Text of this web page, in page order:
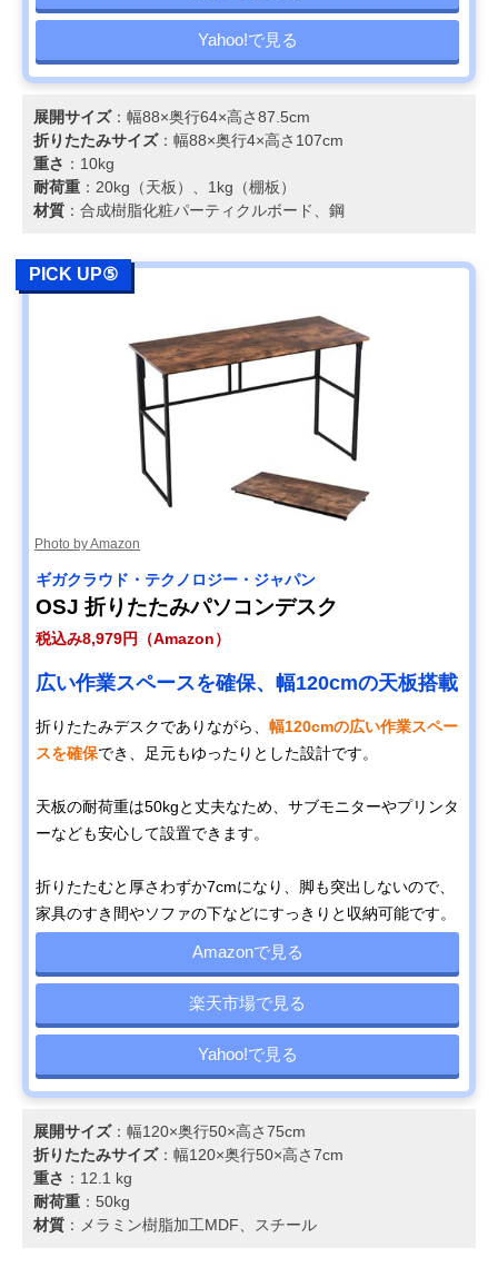
Yahoo!で見る
展開サイズ：幅88×奥行64×高さ87.5cm
折りたたみサイズ：幅88×奥行4×高さ107cm
重さ ：10kg
耐荷重 ：20kg（天板）、1kg（棚板）
材質 ：合成樹脂化粧パーティクルボード、鋼
PICK UP⑤
Photo by Amazon
ギガクラウド・テクノロジー・ジャパン
OSJ 折りたたみパソコンデスク
税込み8,979円（Amazon）
広い作業スペースを確保、幅120cmの天板搭載
折りたたみデスクでありながら、 幅120cmの広い作業スペー
スを確保でき、足元もゆったりとした設計です。
天板の耐荷重は50kgと丈夫なため、サブモニターやプリンタ
ーなども安心して設置できます。
折りたたむと厚さわずか7cmになり、脚も突出しないので、
家具のすき間やソファの下などにすっきりと収納可能です。
Amazonで見る
楽天市場で見る
Yahoo!で見る
展開サイズ：幅120×奥行50×高さ75cm
折りたたみサイズ：幅120×奥行50×高さ7cm
重さ ：12.1 kg
耐荷重 ：50kg
材質 ：メラミン樹脂加工MDF、スチール